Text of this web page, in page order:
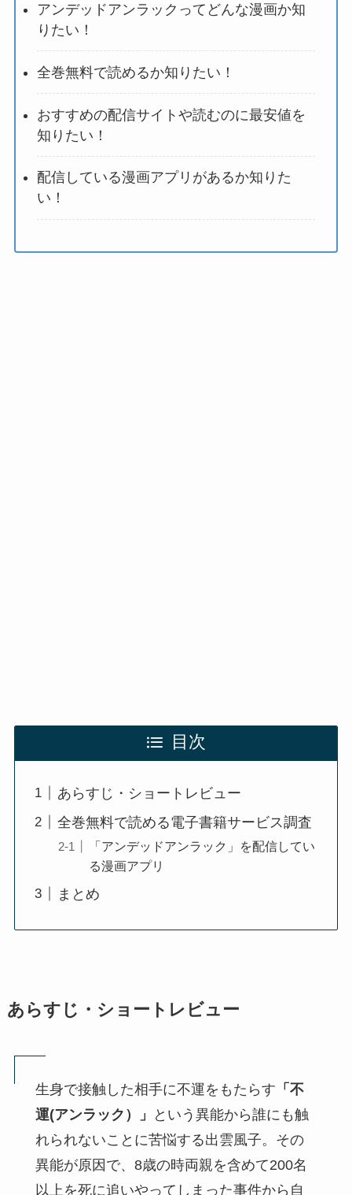
アンデッドアンラックってどんな漫画か知
りたい！
全巻無料で読めるか知りたい！
おすすめの配信サイトや読むのに最安値を
知りたい！
配信している漫画アプリがあるか知りた
い！
目次
あらすじ・ショートレビュー
全巻無料で読める電子書籍サービス調査
「アンデッドアンラック」を配信してい
る漫画アプリ
まとめ
あらすじ・ショートレビュー
生身で接触した相手に不運をもたらす 「不
運(アンラック）」
という異能から誰にも触
れられないことに苦悩する出雲風子。その
異能が原因で、8歳の時両親を含めて200名
以上を死に追いやってしまった事件から自